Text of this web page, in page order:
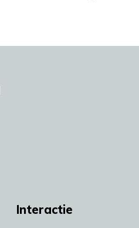
Interactie